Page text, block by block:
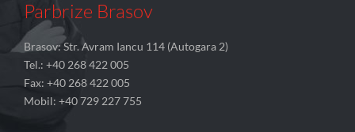
Parbrize Brasov
Brasov: Str. Avram Iancu 114 (Autogara 2)
Tel.: +40 268 422 005
Fax: +40 268 422 005
Mobil: +40 729 227 755